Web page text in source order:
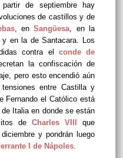
de septiembre hay
de castillos y de
, enSangüesa , en la
y en la de Santacara. Los
contra el conde de
la confiscación de
pero esto encendió aún
entre Castilla y
Fernando el Católico está
Italia en donde se están
de Charles VIII
que
y pondrán luego
I de Nápoles